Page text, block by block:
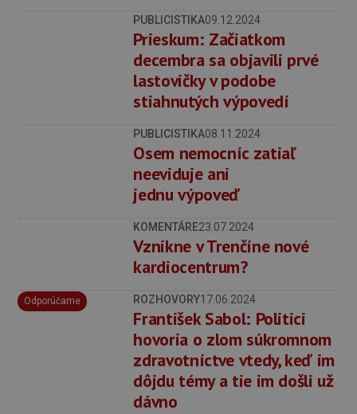
PUBLICISTIKA09.12.2024
Prieskum: Začiatkom
decembra sa objavili prvé
lastovičky v podobe
stiahnutých výpovedí
PUBLICISTIKA08.11.2024
Osem nemocníc zatiaľ
neeviduje ani
jednu výpoveď
KOMENTÁRE23.07.2024
Vznikne v Trenčíne nové
kardiocentrum?
Odporúčame ROZHOVORY17.06.2024
František Sabol: Politici
hovoria o zlom súkromnom
zdravotníctve vtedy, keď im
dôjdu témy a tie im došli už
dávno